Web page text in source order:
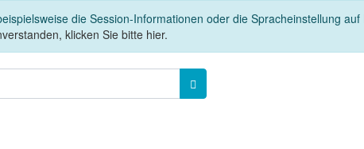
die Session-Informationen oder die Spracheinstellung
klicken Sie bitte hier.